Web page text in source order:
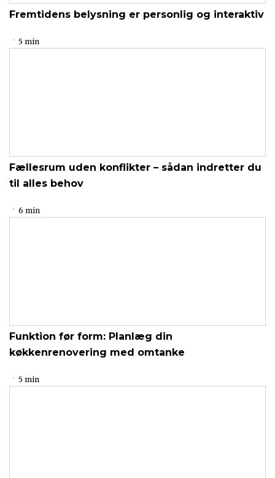
Fremtidens belysning er personlig og interaktiv
5 min
Fællesrum uden konflikter – sådan indretter du
til alles behov
6 min
Funktion før form: Planlæg din
køkkenrenovering med omtanke
5 min